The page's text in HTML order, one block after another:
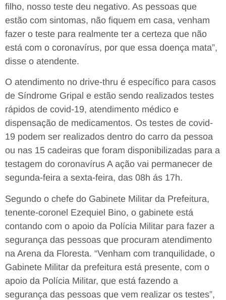
filho, nosso teste deu negativo. As pessoas que
estão com sintomas, não fiquem em casa, venham
fazer o teste para realmente ter a certeza que não
está com o coronavírus, por que essa doença mata”,
disse o atendente.
O atendimento no drive-thru é específico para casos
de Síndrome Gripal e estão sendo realizados testes
rápidos de covid-19, atendimento médico e
dispensação de medicamentos. Os testes de covid-
19 podem ser realizados dentro do carro da pessoa
ou nas 15 cadeiras que foram disponibilizadas para a
testagem do coronavírus A ação vai permanecer de
segunda-feira a sexta-feira, das 08h ás 17h.
Segundo o chefe do Gabinete Militar da Prefeitura,
tenente-coronel Ezequiel Bino, o gabinete está
contando com o apoio da Polícia Militar para fazer a
segurança das pessoas que procuram atendimento
na Arena da Floresta. “Venham com tranquilidade, o
Gabinete Militar da prefeitura está presente, com o
apoio da Polícia Militar, que está fazendo a
segurança das pessoas que vem realizar os testes”,